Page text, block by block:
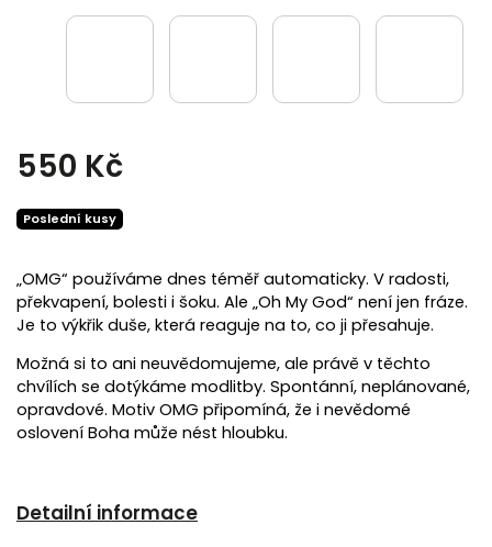
550 Kč
„OMG“ používáme dnes téměř automaticky. V radosti,
překvapení, bolesti i šoku. Ale „Oh My God“ není jen fráze.
Je to výkřik duše, která reaguje na to, co ji přesahuje.
Možná si to ani neuvědomujeme, ale právě v těchto
chvílích se dotýkáme modlitby. Spontánní, neplánované,
opravdové. Motiv OMG připomíná, že i nevědomé
oslovení Boha může nést hloubku.
Detailní informace
Poslední kusy